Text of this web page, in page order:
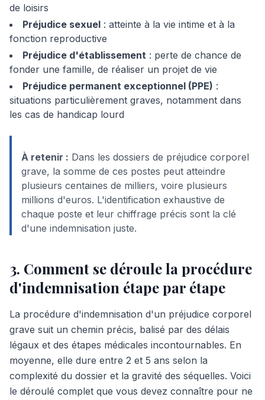
de loisirs
Préjudice sexuel : atteinte à la vie intime et à la
fonction reproductive
Préjudice d'établissement : perte de chance de
fonder une famille, de réaliser un projet de vie
Préjudice permanent exceptionnel (PPE) :
situations particulièrement graves, notamment dans
les cas de handicap lourd
À retenir : Dans les dossiers de préjudice corporel
grave, la somme de ces postes peut atteindre
plusieurs centaines de milliers, voire plusieurs
millions d'euros. L'identification exhaustive de
chaque poste et leur chiffrage précis sont la clé
d'une indemnisation juste.
3. Comment se déroule la procédure
d'indemnisation étape par étape
La procédure d'indemnisation d'un préjudice corporel
grave suit un chemin précis, balisé par des délais
légaux et des étapes médicales incontournables. En
moyenne, elle dure entre 2 et 5 ans selon la
complexité du dossier et la gravité des séquelles. Voici
le déroulé complet que vous devez connaître pour ne